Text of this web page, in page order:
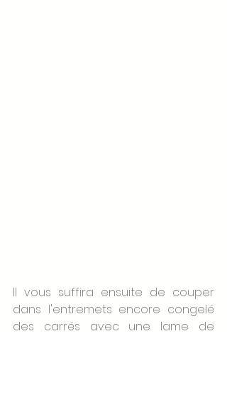
Il vous suffira ensuite de couper
dans l'entremets encore congelé
des carrés avec une lame de